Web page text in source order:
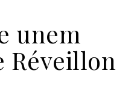
unem
Réveillon